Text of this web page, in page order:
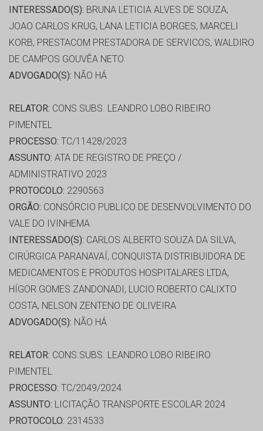
INTERESSADO(S): BRUNA LETICIA ALVES DE SOUZA,
JOAO CARLOS KRUG, LANA LETICIA BORGES, MARCELI
KORB, PRESTACOM PRESTADORA DE SERVICOS, WALDIRO
DE CAMPOS GOUVÊA NETO
ADVOGADO(S): NÃO HÁ
RELATOR: CONS.SUBS. LEANDRO LOBO RIBEIRO
PIMENTEL
PROCESSO: TC/11428/2023
ASSUNTO: ATA DE REGISTRO DE PREÇO /
ADMINISTRATIVO 2023
PROTOCOLO: 2290563
ORGÃO: CONSÓRCIO PUBLICO DE DESENVOLVIMENTO DO
VALE DO IVINHEMA
INTERESSADO(S): CARLOS ALBERTO SOUZA DA SILVA,
CIRÚRGICA PARANAVAÍ, CONQUISTA DISTRIBUIDORA DE
MEDICAMENTOS E PRODUTOS HOSPITALARES LTDA,
HÍGOR GOMES ZANDONADI, LUCIO ROBERTO CALIXTO
COSTA, NELSON ZENTENO DE OLIVEIRA
ADVOGADO(S): NÃO HÁ
RELATOR: CONS.SUBS. LEANDRO LOBO RIBEIRO
PIMENTEL
PROCESSO: TC/2049/2024
ASSUNTO: LICITAÇÃO TRANSPORTE ESCOLAR 2024
PROTOCOLO: 2314533